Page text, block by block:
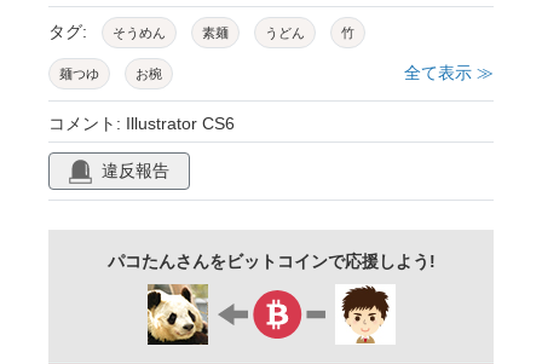
タグ: そうめん 素麺 うどん 竹
麺つゆ お椀 全て表示 ≫
コメント: Illustrator CS6
違反報告
パコたんさんをビットコインで応援しよう!